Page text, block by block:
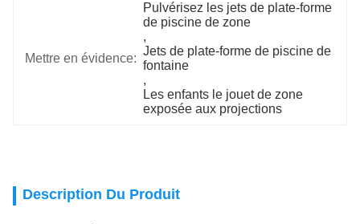
Mettre en évidence:
Pulvérisez les jets de plate-forme
de piscine de zone
,
Jets de plate-forme de piscine de
fontaine
,
Les enfants le jouet de zone
exposée aux projections
Description Du Produit